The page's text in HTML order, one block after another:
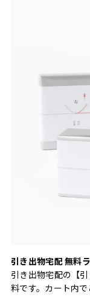
引き出物宅配 無料
引き出物宅配の【
料です。カート内で